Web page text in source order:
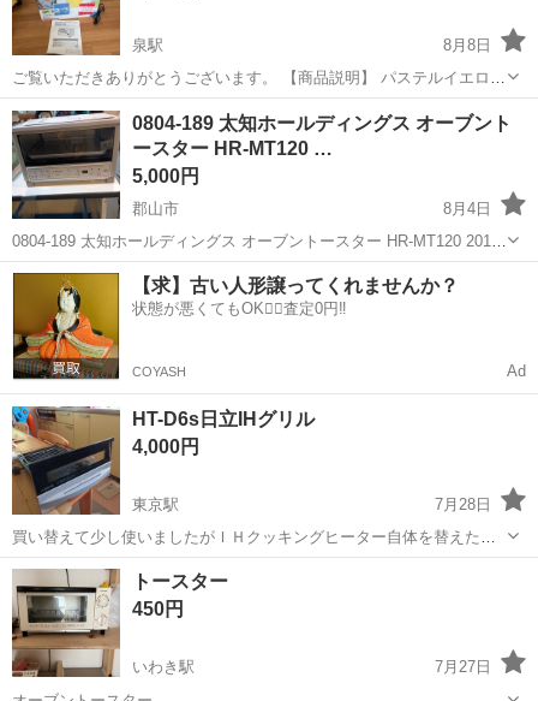
泉駅
8月8日
ご覧いただきありがとうございます。 【商品説明】 パステルイエロー
のオーブントースターです。 箱あり、未使用保管品になります。
2004年製 【商品情報】 ・サイズ…画像参照ください。 ・重さ…
【特...
福島 いわき市 キッチン家電
0804-189 太知ホールディングス オーブント
ースター HR-MT120 …
5,000円
郡山市
8月4日
0804-189 太知ホールディングス オーブントースター HR-MT120 2019
年製 未使用 【状態】 ・使用に伴う多少のスレ、キズ、落としきれな
い汚れなどございます ・詳細は現地でご確認ください ・お...
福島 郡山市 キッチン家電 太知
【求】古い人形譲ってくれませんか？
状態が悪くてもOK🙆‍♀️査定0円‼️
COYASH Ad
HT-D6s日立IHグリル
4,000円
東京駅
7月28日
買い替えて少し使いましたがＩＨクッキングヒーター自体を替えた為
出品です！ セットで買うと高いですよ！
福島 いわき市 東京駅
トースター
450円
いわき駅
7月27日